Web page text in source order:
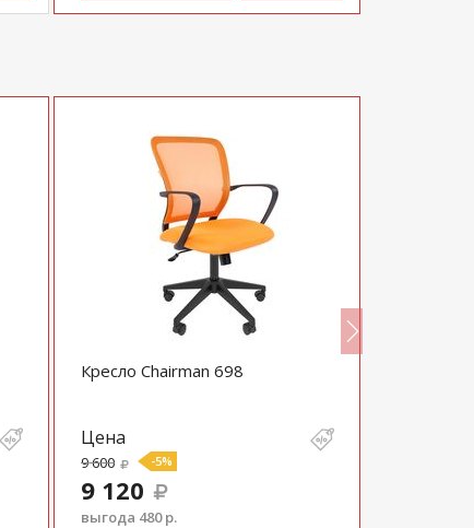
Кресло Chairman 698
Цена
9 600 -5%
9 120
выгода 480 р.